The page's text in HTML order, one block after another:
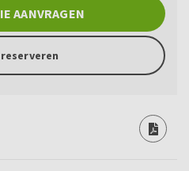
AANVRAGEN